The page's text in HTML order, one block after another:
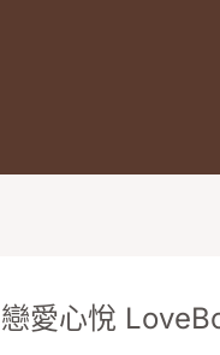
戀愛心悅